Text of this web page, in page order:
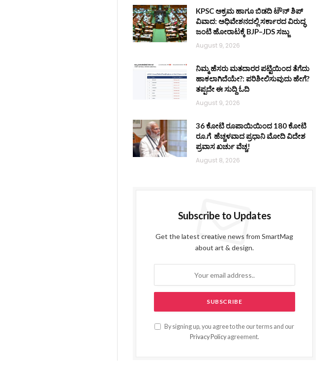
KPSC ಅಕ್ರಮ ಹಾಗೂ ಬಿಡದಿ ಟೌನ್‌ ಶಿಪ್
ವಿವಾದ: ಅಧಿವೇಶನದಲ್ಲಿ ಸರ್ಕಾರದ ವಿರುದ್ಧ
ಜಂಟಿ ಹೋರಾಟಕ್ಕೆ BJP–JDS ಸಜ್ಜು
August 9, 2026
ನಿಮ್ಮ ಹೆಸರು ಮತದಾರರ ಪಟ್ಟಿಯಿಂದ ತೆಗೆದು
ಹಾಕಲಾಗಿದೆಯೇ?: ಪರಿಶೀಲಿಸುವುದು ಹೇಗೆ?
ತಪ್ಪದೇ ಈ ಸುದ್ದಿ ಓದಿ
August 9, 2026
36 ಕೋಟಿ ರೂಪಾಯಿಯಿಂದ 180 ಕೋಟಿ
ರೂ.ಗೆ ಹೆಚ್ಚಳವಾದ ಪ್ರಧಾನಿ ಮೋದಿ ವಿದೇಶ
ಪ್ರವಾಸ ಖರ್ಚು ವೆಚ್ಚ!
August 8, 2026
Subscribe to Updates
Get the latest creative news from SmartMag
about art & design.
By signing up, you agree to the our terms and our
Privacy Policyagreement.